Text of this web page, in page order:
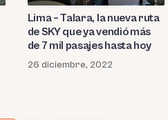
Lima – Talara, la nueva ruta
de SKY que ya vendió más
de 7 mil pasajes hasta hoy
26 diciembre, 2022